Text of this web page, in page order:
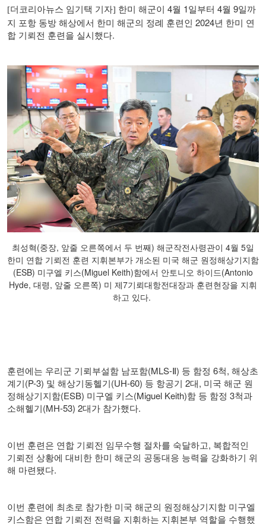
[더코리아뉴스 임기택 기자] 한미 해군이 4월 1일부터 4월 9일까
지 포항 동방 해상에서 한미 해군의 정례 훈련인 2024년 한미 연
합 기뢰전 훈련을 실시했다.
최성혁(중장, 앞줄 오른쪽에서 두 번째) 해군작전사령관이 4월 5일
한미 연합 기뢰전 훈련 지휘본부가 개소된 미국 해군 원정해상기지함
(ESB) 미구엘 키스(Miguel Keith)함에서 안토니오 하이드(Antonio
Hyde, 대령, 앞줄 오른쪽) 미 제7기뢰대항전대장과 훈련현장을 지휘
하고 있다.
훈련에는 우리군 기뢰부설함 남포함(MLS-Ⅱ) 등 함정 6척, 해상초
계기(P-3) 및 해상기동헬기(UH-60) 등 항공기 2대, 미국 해군 원
정해상기지함(ESB) 미구엘 키스(Miguel Keith)함 등 함정 3척과
소해헬기(MH-53) 2대가 참가했다.
이번 훈련은 연합 기뢰전 임무수행 절차를 숙달하고, 복합적인
기뢰전 상황에 대비한 한미 해군의 공동대응 능력을 강화하기 위
해 마련됐다.
이번 훈련에 최초로 참가한 미국 해군의 원정해상기지함 미구엘
키스함은 연합 기뢰전 전력을 지휘하는 지휘본부 역할을 수행했